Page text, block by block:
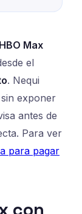
Max
el
. Nequi
exponer
antes de
Para ver
para pagar